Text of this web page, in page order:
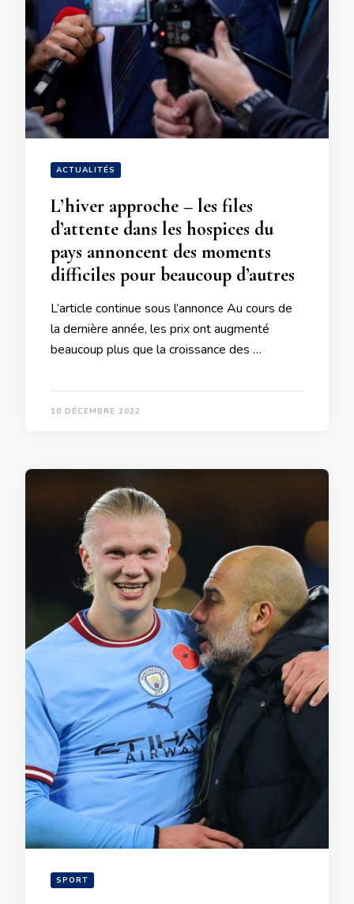
ACTUALITÉS
L’hiver approche – les files
d’attente dans les hospices du
pays annoncent des moments
difficiles pour beaucoup d’autres
L’article continue sous l’annonce Au cours de
la dernière année, les prix ont augmenté
beaucoup plus que la croissance des …
10 DÉCEMBRE 2022
SPORT